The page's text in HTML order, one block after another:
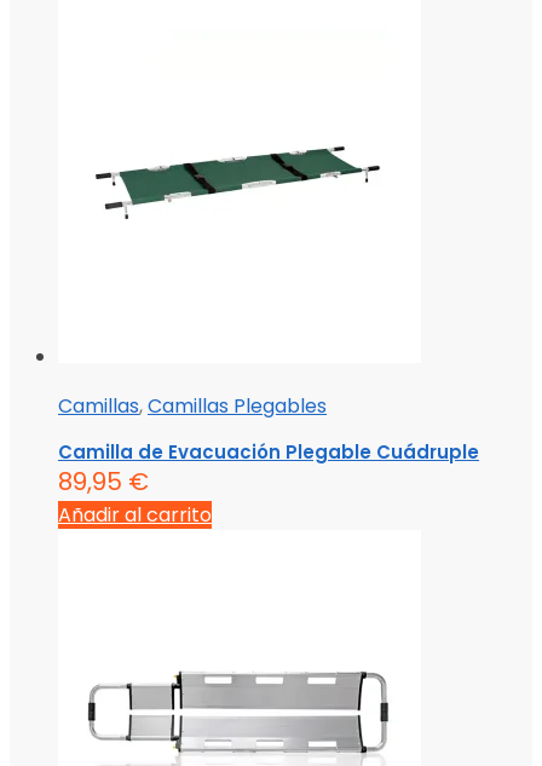
Camillas,Camillas Plegables
Camilla de Evacuación Plegable Cuádruple
89,95 €
Añadir al carrito